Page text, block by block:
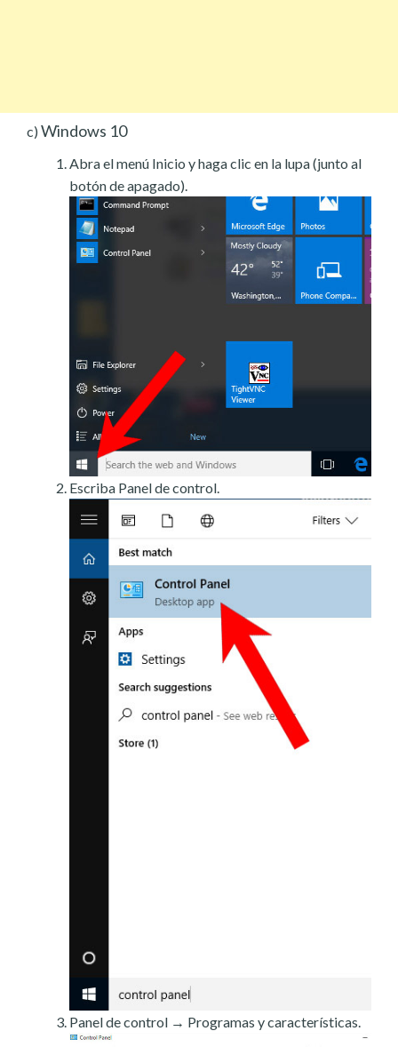
c) Windows 10
Abra el menú Inicio y haga clic en la lupa (junto al
botón de apagado).
Escriba Panel de control.
Panel de control → Programas y características.